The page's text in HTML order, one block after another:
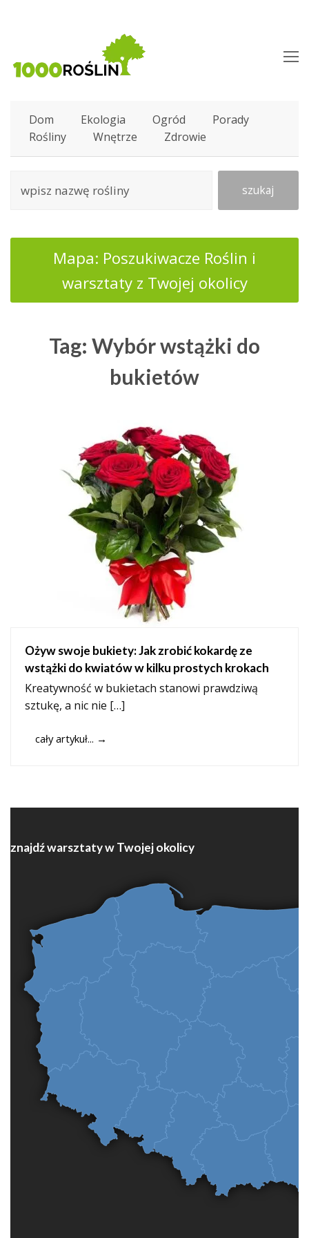
Dom Ekologia Ogród
Porady
Rośliny
Wnętrze Zdrowie
szukaj
Mapa: Poszukiwacze Roślin i
warsztaty z Twojej okolicy
Tag: Wybór wstążki do
bukietów
Ożyw swoje bukiety: Jak zrobić kokardę ze
wstążki do kwiatów w kilku prostych krokach
Kreatywność w bukietach stanowi prawdziwą
sztukę, a nic nie […]
cały artykuł... →
znajdź warsztaty w Twojej okolicy